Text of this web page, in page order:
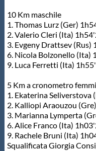
10 Km maschile
1. Thomas Lurz (Ger)
2. Valerio Cleri (Ita)
3. Evgeny Drattsev (Rus)
6. Nicola Bolzonello (Ita)
9. Luca Ferretti (Ita)
5 Km a cronometro
1. Ekaterina Seliverstova
2. Kalliopi Araouzou
3. Marianna Lymperta
6. Alice Franco (Ita)
9. Rachele Bruni (Ita)
Squalificata Giorgia